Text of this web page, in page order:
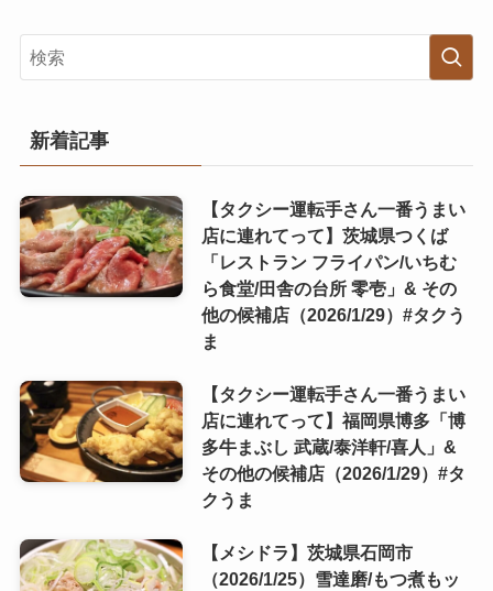
新着記事
【タクシー運転手さん一番うまい
店に連れてって】茨城県つくば
「レストラン フライパン/いちむ
ら食堂/田舎の台所 零壱」& その
他の候補店（2026/1/29）#タクう
ま
【タクシー運転手さん一番うまい
店に連れてって】福岡県博多「博
多牛まぶし 武蔵/泰洋軒/喜人」&
その他の候補店（2026/1/29）#タ
クうま
【メシドラ】茨城県石岡市
（2026/1/25）雪達磨/もつ煮もッ